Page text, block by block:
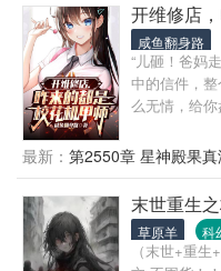
开维修店
咸鱼翻身路
“儿砸！爸妈
中的信件，
么无情，给
统觉醒，面前
修店。 “老
地机甲罢了，
甲和高额维修
不仅能修，还
心让你的机
最新： 第2550章 星神殿果真
末世重生
草原羊 科
（末世+重